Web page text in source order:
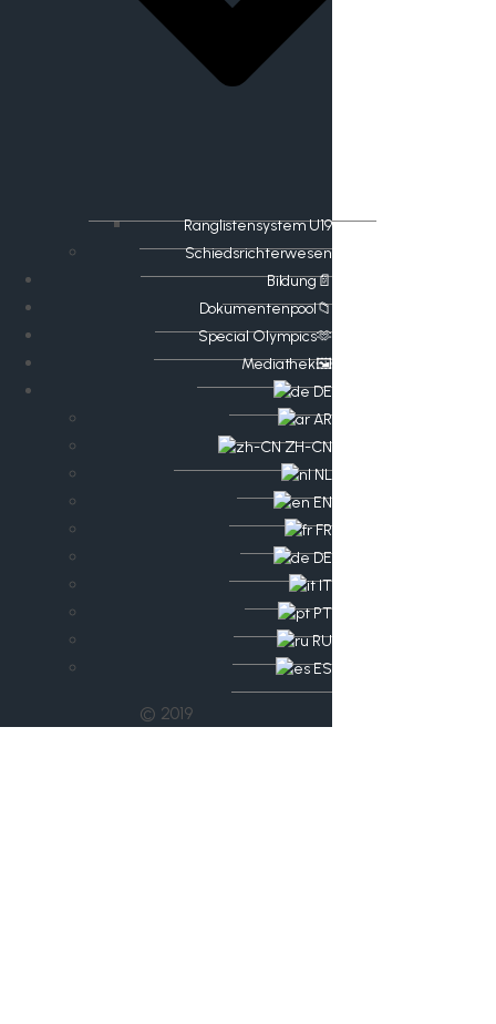
Ranglistensystem U19
Schiedsrichterwesen
Bildung📄
Dokumentenpool📁
​​Special Olympics🫶
Mediathek🖼️​
DE
AR
ZH-CN
NL
EN
FR
DE
IT
PT
RU
ES
© 2019